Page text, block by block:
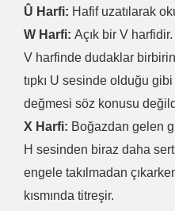
Û Harfi: Hafif uzatılarak
W Harfi: Açık bir V
V harfinde dudaklar
tıpkı U sesinde olduğu
değmesi söz konusu
X Harfi: Boğazdan gelen
H sesinden biraz daha sert
engele takılmadan
kısmında titreşir.